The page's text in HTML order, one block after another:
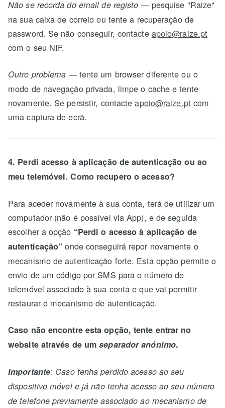
Não se recorda do email de registo — pesquise "Raize"
na sua caixa de correio ou tente a recuperação de
password. Se não conseguir, contacte apoio@raize.pt
com o seu NIF.
Outro problema — tente um browser diferente ou o
modo de navegação privada, limpe o cache e tente
novamente. Se persistir, contacteapoio@raize.pt com
uma captura de ecrã.
4. Perdi acesso à aplicação de autenticação ou ao
meu telemóvel. Como recupero o acesso?
Para aceder novamente à sua conta, terá de utilizar um
computador (não é possível via App), e de seguida
escolher a opção “Perdi o acesso à aplicação de
autenticação” onde conseguirá repor novamente o
mecanismo de autenticação forte. Esta opção permite o
envio de um código por SMS para o número de
telemóvel associado à sua conta e que vai permitir
restaurar o mecanismo de autenticação.
Caso não encontre esta opção, tente entrar no
website através de umseparador anónimo.
Importante: Caso tenha perdido acesso ao seu
dispositivo móvel e já não tenha acesso ao seu número
de telefone previamente associado ao mecanismo de